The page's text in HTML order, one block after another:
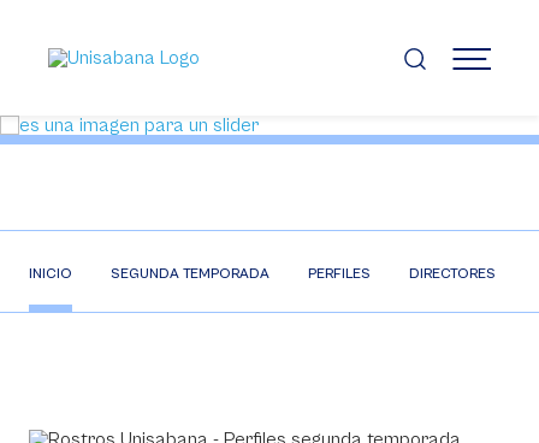
contenido
principal
MENÚ
INICIO SEGUNDA TEMPORADA PERFILES DIRECTORES
Player